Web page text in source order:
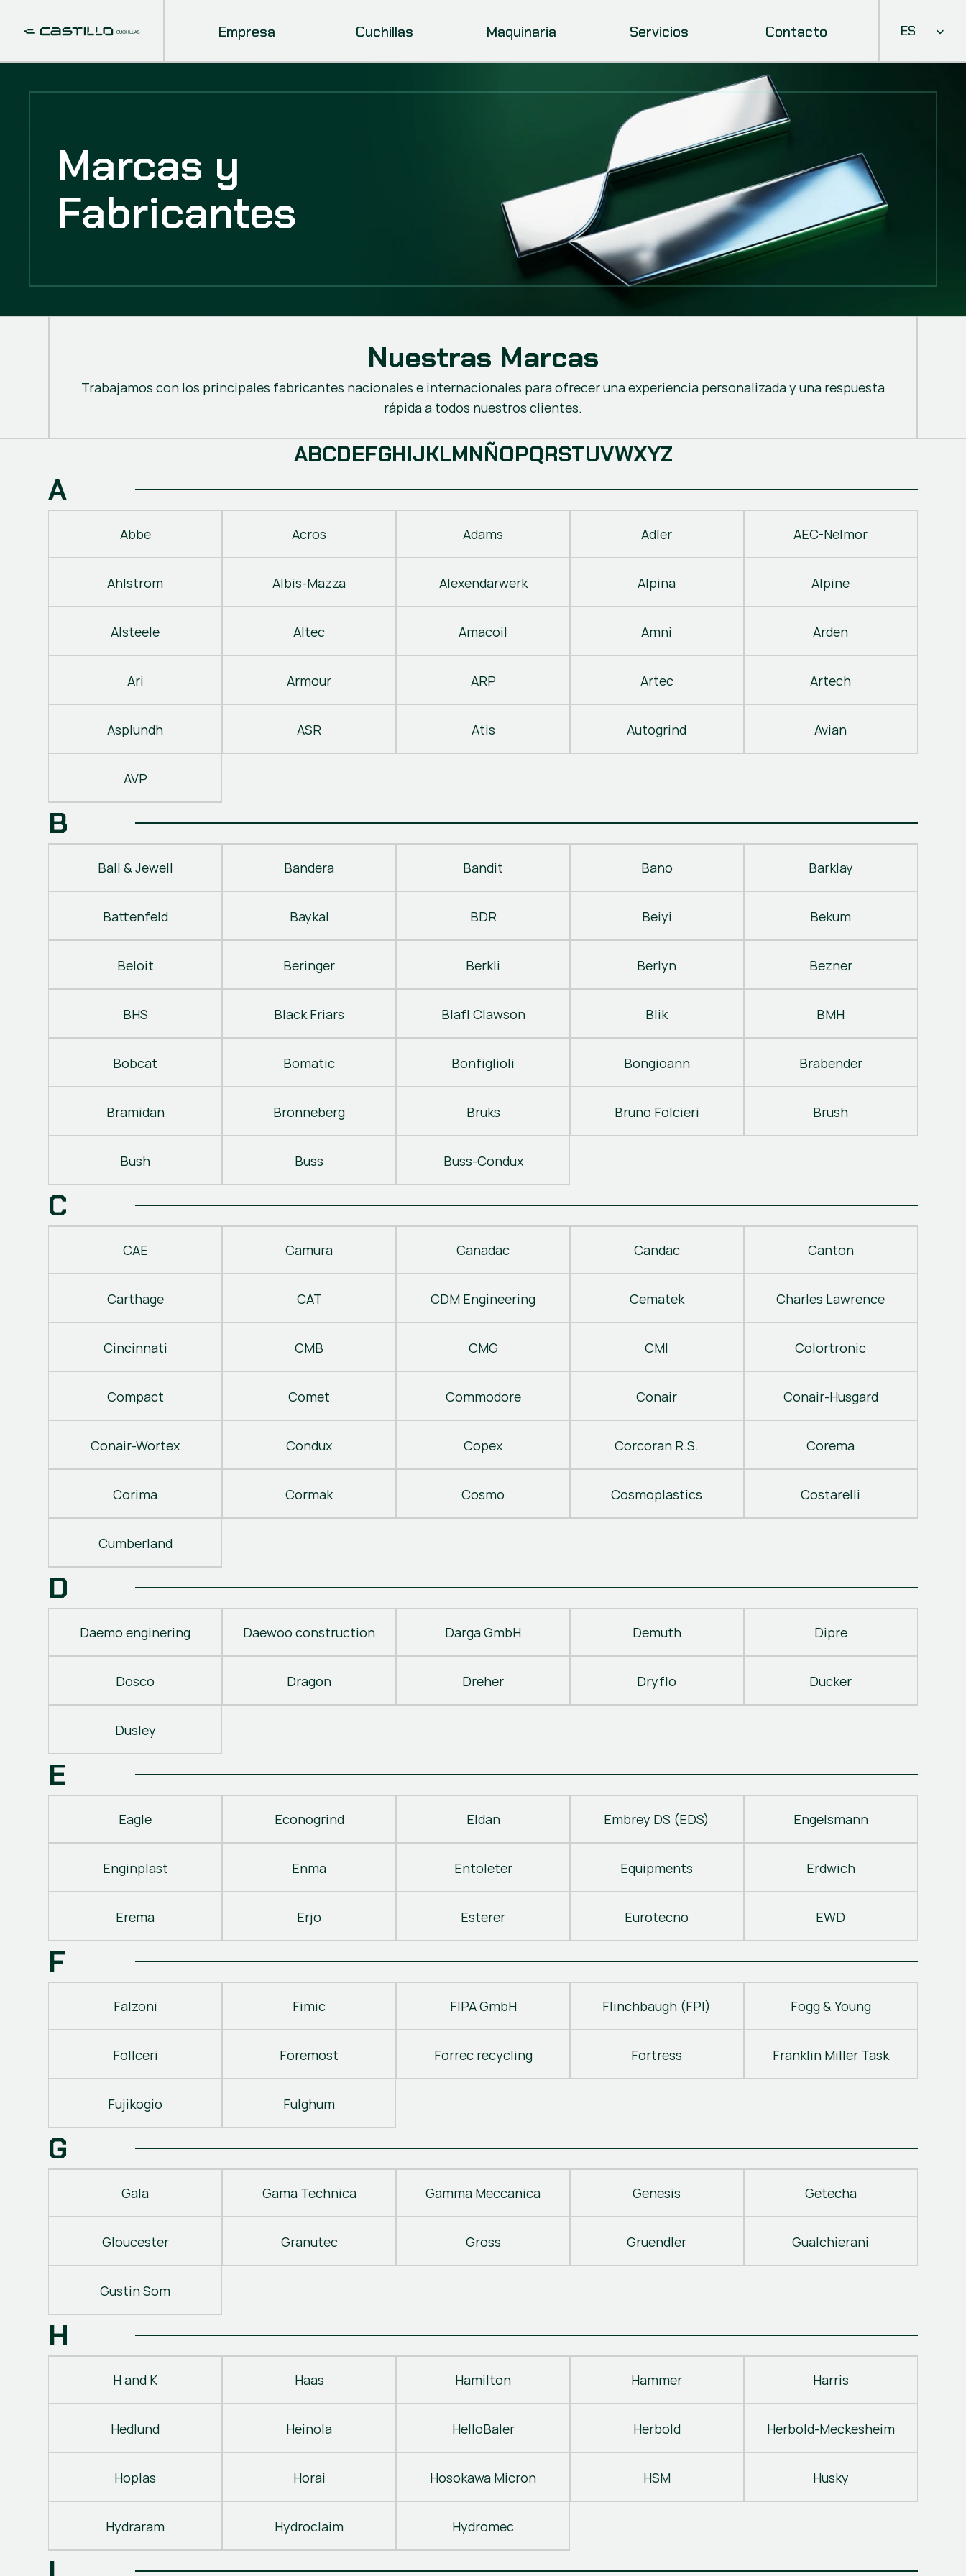
Empresa Cuchillas Maquinaria Servicios Contacto Select
ES
Marcas y
Fabricantes
Nuestras Marcas
Trabajamos con los principales fabricantes nacionales e internacionales para ofrecer una experiencia personalizada y una respuesta
rápida a todos nuestros clientes.
ABCDEFGHIJKLMNÑOPQRSTUVWXYZ
A
Abbe Acros Adams Adler AEC-Nelmor
Ahlstrom Albis-Mazza Alexendarwerk Alpina Alpine
Alsteele Altec Amacoil Amni Arden
Ari Armour ARP Artec Artech
Asplundh ASR Atis Autogrind Avian
AVP
B
Ball & Jewell Bandera Bandit Bano Barklay
Battenfeld Baykal BDR Beiyi Bekum
Beloit Beringer Berkli Berlyn Bezner
BHS Black Friars Blafl Clawson Blik BMH
Bobcat Bomatic Bonfiglioli Bongioann Brabender
Bramidan Bronneberg Bruks Bruno Folcieri Brush
Bush Buss Buss-Condux
C
CAE Camura Canadac Candac Canton
Carthage CAT CDM Engineering Cematek Charles Lawrence
Cincinnati CMB CMG CMI Colortronic
Compact Comet Commodore Conair Conair-Husgard
Conair-Wortex Condux Copex Corcoran R.S. Corema
Corima Cormak Cosmo Cosmoplastics Costarelli
Cumberland
D
Daemo enginering Daewoo construction Darga GmbH Demuth Dipre
Dosco Dragon Dreher Dryflo Ducker
Dusley
E
Eagle Econogrind Eldan Embrey DS (EDS) Engelsmann
Enginplast Enma Entoleter Equipments Erdwich
Erema Erjo Esterer Eurotecno EWD
F
Falzoni Fimic FIPA GmbH Flinchbaugh (FPI) Fogg & Young
Follceri Foremost Forrec recycling Fortress Franklin Miller Task
Fujikogio Fulghum
G
Gala Gama Technica Gamma Meccanica Genesis Getecha
Gloucester Granutec Gross Gruendler Gualchierani
Gustin Som
H
H and K Haas Hamilton Hammer Harris
Hedlund Heinola HelloBaler Herbold Herbold-Meckesheim
Hoplas Horai Hosokawa Micron HSM Husky
Hydraram Hydroclaim Hydromec